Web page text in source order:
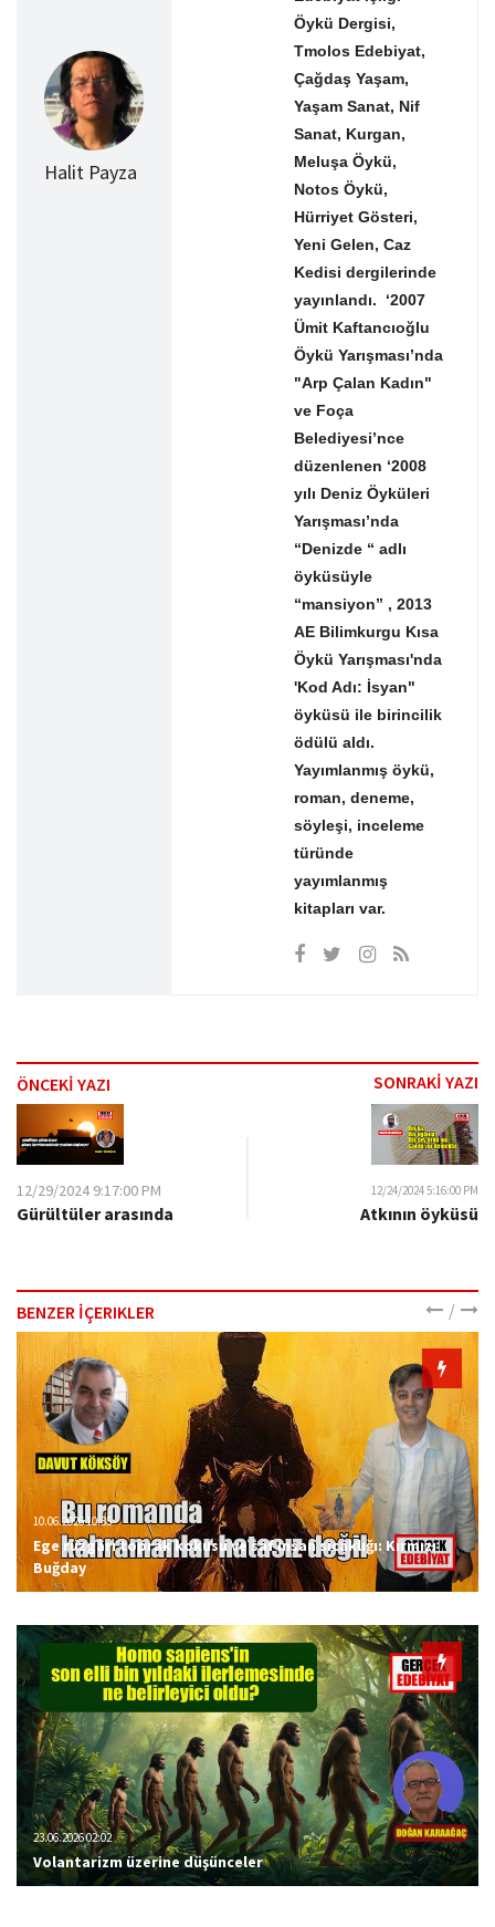
Halit Payza
Öykü Dergisi,
Tmolos Edebiyat,
Çağdaş Yaşam,
Yaşam Sanat, Nif
Sanat, Kurgan,
Meluşa Öykü,
Notos Öykü,
Hürriyet Gösteri,
Yeni Gelen, Caz
Kedisi dergilerinde
yayınlandı. ‘2007
Ümit Kaftancıoğlu
Öykü Yarışması’nda
"Arp Çalan Kadın"
ve Foça
Belediyesi’nce
düzenlenen ‘2008
yılı Deniz Öyküleri
Yarışması’nda
“Denizde “ adlı
öyküsüyle
“mansiyon” , 2013
AE Bilimkurgu Kısa
Öykü Yarışması'nda
'Kod Adı: İsyan"
öyküsü ile birincilik
ödülü aldı.
Yayımlanmış öykü,
roman, deneme,
söyleşi, inceleme
türünde
yayımlanmış
kitapları var.
ÖNCEKİ YAZI SONRAKİ YAZI
12/29/2024 9:17:00 PM
Gürültüler arasında
12/24/2024 5:16:00 PM
Atkının öyküsü
BENZER İÇERIKLER /
10.06.2026 10:35
Ege rüzgârı toprak kokusu ve saf insan sıcaklığı: Kırmızı
Buğday
23.06.2026 02:02
Volantarizm üzerine düşünceler